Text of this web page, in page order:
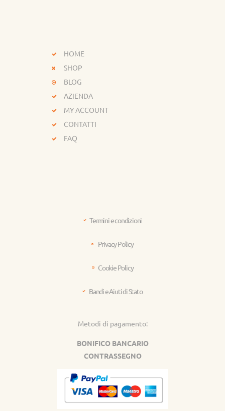
HOME
SHOP
BLOG
AZIENDA
MY ACCOUNT
CONTATTI
FAQ
Termini e condizioni
Privacy Policy
Cookie Policy
Bandi e Aiuti di Stato
Metodi di pagamento:
BONIFICO BANCARIO
CONTRASSEGNO